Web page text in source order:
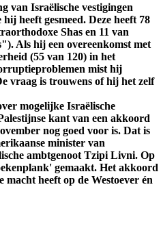
van Israëlische vestigingen
heeft gesmeed. Deze heeft 78
Shas en 11 van
Als hij een overeenkomst met
(55 van 120) in het
mist hij
vraag is trouwens of hij het zelf
mogelijke Israëlische
kant van een akkoord
nog goed voor is. Dat is
minister van
ambtgenoot Tzipi Livni. Op
gemaakt. Het akkoord
heeft op de Westoever én